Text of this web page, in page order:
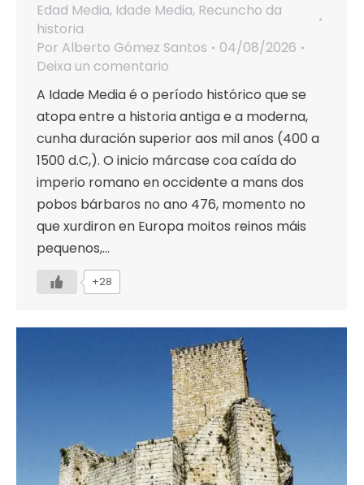
Edad Media, Idade Media, Recuncho da
historia
Por Alberto Gómez Santos
04/08/2026
Deixa un comentario
A Idade Media é o período histórico que se
atopa entre a historia antiga e a moderna,
cunha duración superior aos mil anos (400 a
1500 d.C,). O inicio márcase coa caída do
imperio romano en occidente a mans dos
pobos bárbaros no ano 476, momento no
que xurdiron en Europa moitos reinos máis
pequenos,…
+28